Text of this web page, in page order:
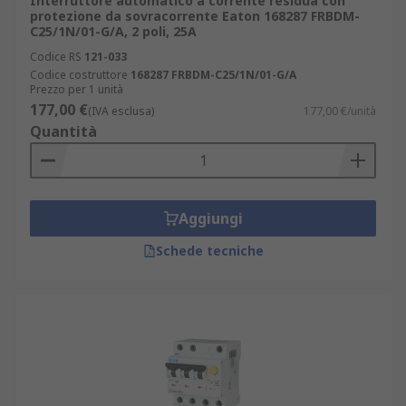
spedizione variano da 1 a 3 giorni lavorativi,
permettendoti di acquistare in tutta tranquillità e
ricevere i tuoi interruttori magnetotermici
differenziali RCBO nei tempi più adatti al tuo
progetto.
protezione da sovracorrente Eaton 168287 FRBDM-
C25/1N/01-G/A, 2 poli, 25A
Codice RS 121-033
Codice costruttore 168287 FRBDM-C25/1N/01-G/A
Prezzo per 1 unità
177,00 €(IVA esclusa) 177,00 €/unità
Quantità
Aggiungi
Schede tecniche